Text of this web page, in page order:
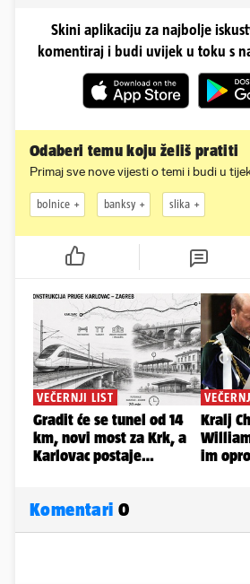
Skini aplikaciju za najbolje
komentiraj i budi uvijek u toku s
Odaberi temu koju želiš pratiti
Primaj sve nove vijesti o temi i budi u
bolnice banksy slika
Komentari 0